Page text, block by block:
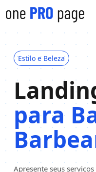
Estilo e Beleza
para
Apresente seus